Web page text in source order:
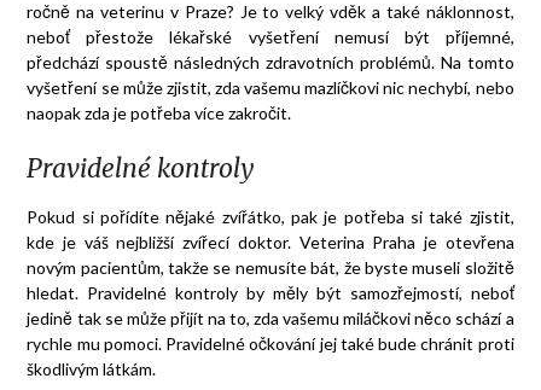
ročně naveterinu v Praze? Je to velký vděk a také náklonnost,
neboť přestože lékařské vyšetření nemusí být příjemné,
předchází spoustě následných zdravotních problémů. Na tomto
vyšetření se může zjistit, zda vašemu mazlíčkovi nic nechybí, nebo
naopak zda je potřeba více zakročit.
Pravidelné kontroly
Pokud si pořídíte nějaké zvířátko, pak je potřeba si také zjistit,
kde je váš nejbližší zvířecí doktor. Veterina Praha je otevřena
novým pacientům, takže se nemusíte bát, že byste museli složitě
hledat. Pravidelné kontroly by měly být samozřejmostí, neboť
jedině tak se může přijít na to, zda vašemu miláčkovi něco schází a
rychle mu pomoci. Pravidelné očkování jej také bude chránit proti
škodlivým látkám.